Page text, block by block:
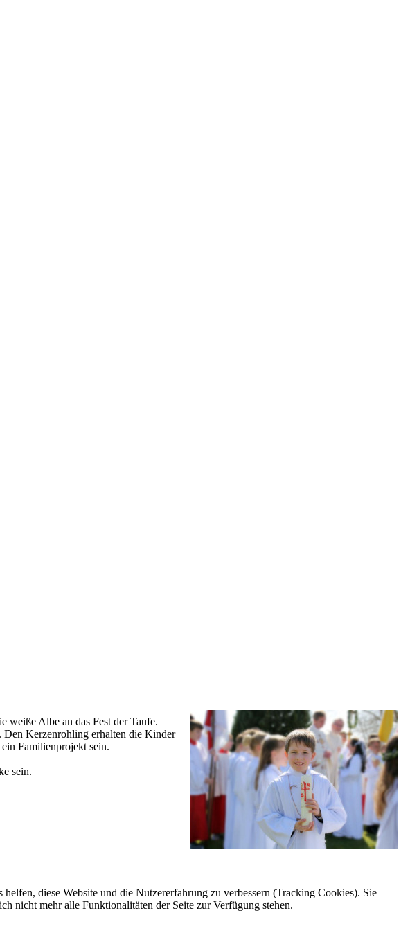
weiße Albe an das Fest der Taufe.
Den Kerzenrohling erhalten die Kinder
Familienprojekt sein.
sein.
diese Website und die Nutzererfahrung zu verbessern (Tracking Cookies). Sie
nicht mehr alle Funktionalitäten der Seite zur Verfügung stehen.